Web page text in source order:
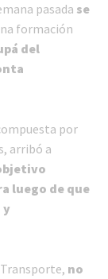
pasada se
formación
del
por
arribó a
luego de que
y
no